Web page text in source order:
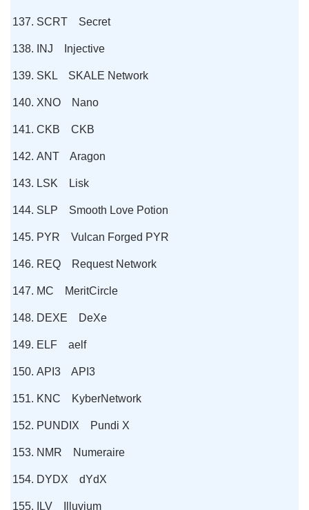
SCRT Secret
INJ Injective
SKL SKALE Network
XNO Nano
CKB CKB
ANT Aragon
LSK Lisk
SLP Smooth Love Potion
PYR Vulcan Forged PYR
REQ Request Network
MC MeritCircle
DEXE DeXe
ELF aelf
API3 API3
KNC KyberNetwork
PUNDIX Pundi X
NMR Numeraire
DYDX dYdX
ILV Illuvium